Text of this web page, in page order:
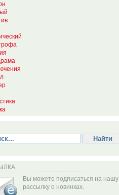
Вы можете подписаться на нашу
рассылку о новинках.